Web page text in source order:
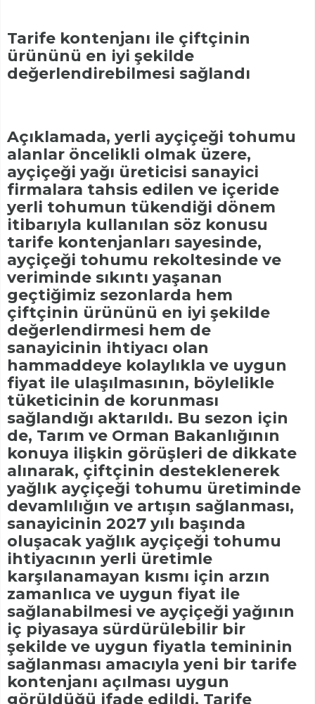
Tarife kontenjanı ile çiftçinin
ürününü en iyi şekilde
değerlendirebilmesi sağlandı
Açıklamada, yerli ayçiçeği tohumu
alanlar öncelikli olmak üzere,
ayçiçeği yağı üreticisi sanayici
firmalara tahsis edilen ve içeride
yerli tohumun tükendiği dönem
itibarıyla kullanılan söz konusu
tarife kontenjanları sayesinde,
ayçiçeği tohumu rekoltesinde ve
veriminde sıkıntı yaşanan
geçtiğimiz sezonlarda hem
çiftçinin ürününü en iyi şekilde
değerlendirmesi hem de
sanayicinin ihtiyacı olan
hammaddeye kolaylıkla ve uygun
fiyat ile ulaşılmasının, böylelikle
tüketicinin de korunması
sağlandığı aktarıldı. Bu sezon için
de, Tarım ve Orman Bakanlığının
konuya ilişkin görüşleri de dikkate
alınarak, çiftçinin desteklenerek
yağlık ayçiçeği tohumu üretiminde
devamlılığın ve artışın sağlanması,
sanayicinin 2027 yılı başında
oluşacak yağlık ayçiçeği tohumu
ihtiyacının yerli üretimle
karşılanamayan kısmı için arzın
zamanlıca ve uygun fiyat ile
sağlanabilmesi ve ayçiçeği yağının
iç piyasaya sürdürülebilir bir
şekilde ve uygun fiyatla temininin
sağlanması amacıyla yeni bir tarife
kontenjanı açılması uygun
görüldüğü ifade edildi. Tarife